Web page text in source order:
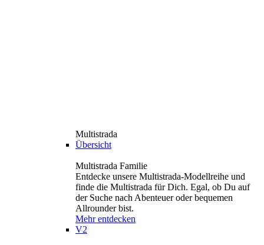
Multistrada
Übersicht
Multistrada Familie
Entdecke unsere Multistrada-Modellreihe und
finde die Multistrada für Dich. Egal, ob Du auf
der Suche nach Abenteuer oder bequemen
Allrounder bist.
Mehr entdecken
V2